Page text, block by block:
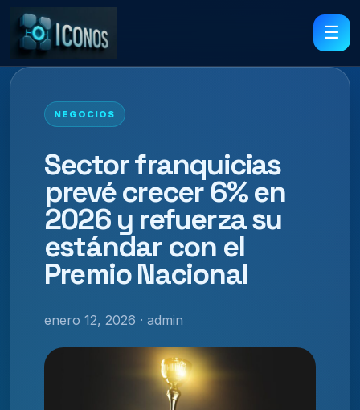
☰
NEGOCIOS
Sector franquicias
prevé crecer 6% en
2026 y refuerza su
estándar con el
Premio Nacional
enero 12, 2026 · admin